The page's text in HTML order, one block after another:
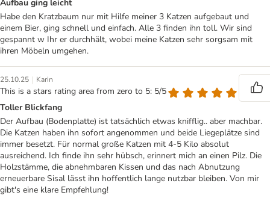
Aufbau ging leicht
Habe den Kratzbaum nur mit Hilfe meiner 3 Katzen aufgebaut und
einem Bier, ging schnell und einfach. Alle 3 finden ihn toll. Wir sind
gespannt w Ihr er durchhält, wobei meine Katzen sehr sorgsam mit
ihren Möbeln umgehen.
25.10.25 | Karin
This is a stars rating area from zero to 5: 5/5
Toller Blickfang
Der Aufbau (Bodenplatte) ist tatsächlich etwas knifflig.. aber machbar.
Die Katzen haben ihn sofort angenommen und beide Liegeplätze sind
immer besetzt. Für normal große Katzen mit 4-5 Kilo absolut
ausreichend. Ich finde ihn sehr hübsch, erinnert mich an einen Pilz. Die
Holzstämme, die abnehmbaren Kissen und das nach Abnutzung
erneuerbare Sisal lässt ihn hoffentlich lange nutzbar bleiben. Von mir
gibt's eine klare Empfehlung!